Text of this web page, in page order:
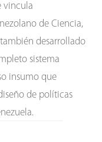
vincula
de Ciencia,
desarrollado
sistema
insumo que
de políticas